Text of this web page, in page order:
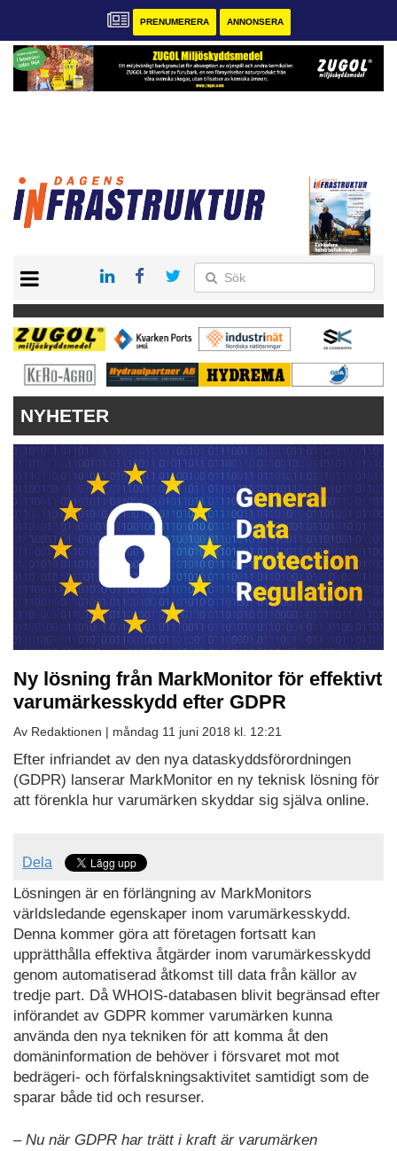
PRENUMERERA ANNONSERA
KONTAKT
VÅRA ANDRA MAGASIN
PRENUMERERA
ANNONSERA
NYHETER
Ny lösning från MarkMonitor för effektivt
varumärkesskydd efter GDPR
Av Redaktionen | måndag 11 juni 2018 kl. 12:21
Efter infriandet av den nya dataskyddsförordningen
(GDPR) lanserar MarkMonitor en ny teknisk lösning för
att förenkla hur varumärken skyddar sig själva online.
Dela
Lösningen är en förlängning av MarkMonitors
världsledande egenskaper inom varumärkesskydd.
Denna kommer göra att företagen fortsatt kan
upprätthålla effektiva åtgärder inom varumärkesskydd
genom automatiserad åtkomst till data från källor av
tredje part. Då WHOIS-databasen blivit begränsad efter
införandet av GDPR kommer varumärken kunna
använda den nya tekniken för att komma åt den
domäninformation de behöver i försvaret mot mot
bedrägeri- och förfalskningsaktivitet samtidigt som de
sparar både tid och resurser.
– Nu när GDPR har trätt i kraft är varumärken